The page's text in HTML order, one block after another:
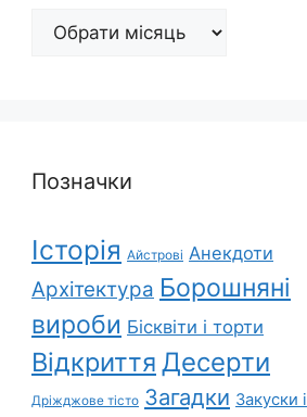
Архіви
Позначки
Історія Айстрові Анекдоти
Архітектура Борошняні
вироби Бісквіти і торти
Відкриття Десерти
Дріжджове тісто Загадки Закуски і